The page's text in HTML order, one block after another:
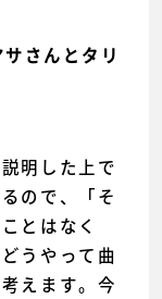
さんとタリ
明した上で
ので、「そ
とはなく
うやって曲
えます。今